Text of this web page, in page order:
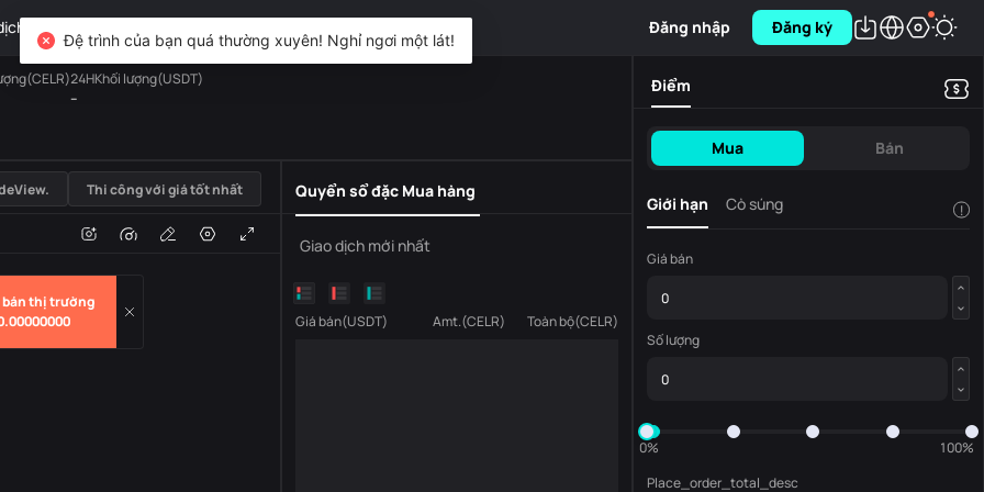
TradFi Đăng nhập Đăng ký
bán thị trường
24HKhối lượng(USDT)
--
USDT
Âm lượng
Thi công với giá tốt nhất Quyển sổ đặc Mua hàng
Giao dịch mới nhất
Giá bán(USDT) Amt.(CELR) Toàn bộ(CELR)
Điểm
Mua Bán
Giới hạn Cò súng !
Giá bán
Số lượng
0%
100%
Place_order_total_desc
Đệ trình của bạn quá thường xuyên! Nghỉ ngơi một lát!